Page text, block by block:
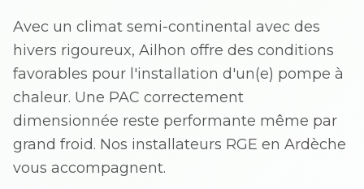
Avec un climat semi-continental avec des
hivers rigoureux, Ailhon offre des conditions
favorables pour l'installation d'un(e) pompe à
chaleur. Une PAC correctement
dimensionnée reste performante même par
grand froid. Nos installateurs RGE en Ardèche
vous accompagnent.